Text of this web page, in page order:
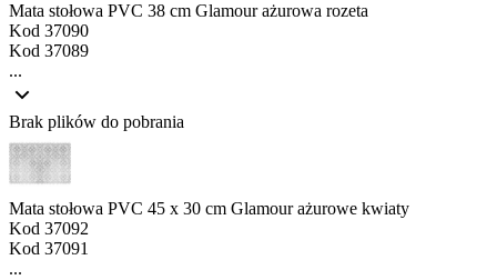
Mata stołowa PVC 38 cm Glamour ażurowa rozeta
Kod 37090
Kod 37089
...
Brak plików do pobrania
Mata stołowa PVC 45 x 30 cm Glamour ażurowe kwiaty
Kod 37092
Kod 37091
...